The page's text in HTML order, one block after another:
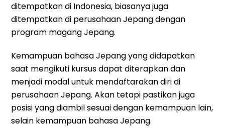
ditempatkan di Indonesia, biasanya juga
ditempatkan di perusahaan Jepang dengan
program magang Jepang.
Kemampuan bahasa Jepang yang didapatkan
saat mengikuti kursus dapat diterapkan dan
menjadi modal untuk mendaftarakan diri di
perusahaan Jepang. Akan tetapi pastikan juga
posisi yang diambil sesuai dengan kemampuan lain,
selain kemampuan bahasa Jepang.